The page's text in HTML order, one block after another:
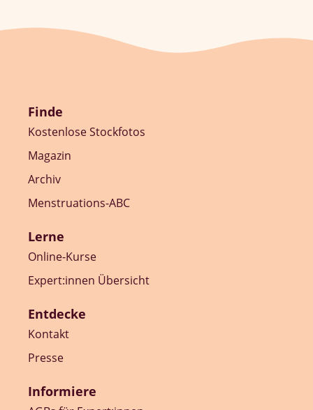
Finde
Kostenlose Stockfotos
Magazin
Archiv
Menstruations-ABC
Lerne
Online-Kurse
Expert:innen Übersicht
Entdecke
Kontakt
Presse
Informiere